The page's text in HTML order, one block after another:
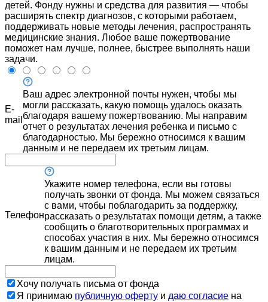
детей. Фонду нужны и средства для развития — чтобы
расширять спектр диагнозов, с которыми работаем,
поддерживать новые методы лечения, распространять
медицинские знания. Любое ваше пожертвование
поможет нам лучше, полнее, быстрее выполнять наши
задачи.
E-
mail
Ваш адрес электронной почты нужен, чтобы мы
могли рассказать, какую помощь удалось оказать
благодаря вашему пожертвованию. Мы направим
отчет о результатах лечения ребенка и письмо с
благодарностью. Мы бережно относимся к вашим
данным и не передаем их третьим лицам.
Телефон
Укажите номер телефона, если вы готовы
получать звонки от фонда. Мы можем связаться
с вами, чтобы поблагодарить за поддержку,
рассказать о результатах помощи детям, а также
сообщить о благотворительных программах и
способах участия в них. Мы бережно относимся
к вашим данным и не передаем их третьим
лицам.
Хочу получать письма от фонда
Я принимаю публичную оферту и даю согласие на